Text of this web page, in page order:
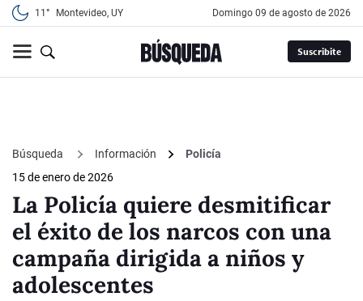
11° Montevideo, UY domingo 09 de agosto de 2026
Suscribite
Búsqueda Información
Policía
15 de enero de 2026
La Policía quiere desmitificar
el éxito de los narcos con una
campaña dirigida a niños y
adolescentes